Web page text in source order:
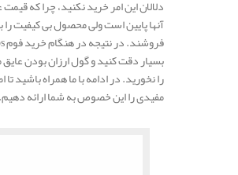
آنها پایین است ولی محصول بی کیفیت
بسیار دقت کنید و گول ارزان بودن عایق
را نخورید. در ادامه با ما همراه باشید تا
مفیدی را این خصوص به شما ارائه دهیم.